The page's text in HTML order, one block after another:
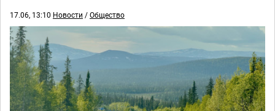
17.06, 13:10 Новости /Общество